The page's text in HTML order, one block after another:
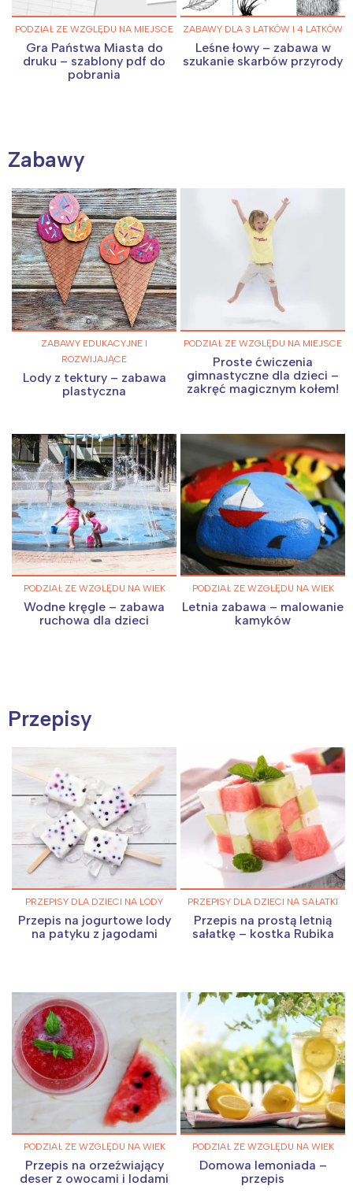
PODZIAŁ ZE WZGLĘDU NA MIEJSCE
Gra Państwa Miasta do
druku – szablony pdf do
pobrania
ZABAWY DLA 3 LATKÓW I 4 LATKÓW
Leśne łowy – zabawa w
szukanie skarbów przyrody
Zabawy
ZABAWY EDUKACYJNE I
ROZWIJAJĄCE
Lody z tektury – zabawa
plastyczna
PODZIAŁ ZE WZGLĘDU NA MIEJSCE
Proste ćwiczenia
gimnastyczne dla dzieci –
zakręć magicznym kołem!
PODZIAŁ ZE WZGLĘDU NA WIEK
Wodne kręgle – zabawa
ruchowa dla dzieci
PODZIAŁ ZE WZGLĘDU NA WIEK
Letnia zabawa – malowanie
kamyków
Przepisy
PRZEPISY DLA DZIECI NA LODY
Przepis na jogurtowe lody
na patyku z jagodami
PRZEPISY DLA DZIECI NA SAŁATKI
Przepis na prostą letnią
sałatkę – kostka Rubika
PODZIAŁ ZE WZGLĘDU NA WIEK
Przepis na orzeźwiający
deser z owocami i lodami
PODZIAŁ ZE WZGLĘDU NA WIEK
Domowa lemoniada –
przepis